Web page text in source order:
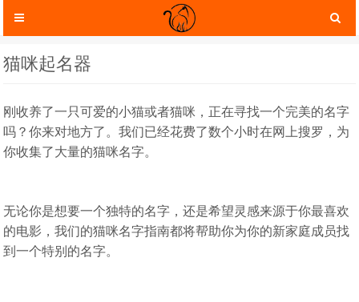
咪服装 猫咪玩具
猫咪起名器
刚收养了一只可爱的小猫或者猫咪，正在寻找一个完美的名字
吗？你来对地方了。我们已经花费了数个小时在网上搜罗，为
你收集了大量的猫咪名字。
无论你是想要一个独特的名字，还是希望灵感来源于你最喜欢
的电影，我们的猫咪名字指南都将帮助你为你的新家庭成员找
到一个特别的名字。